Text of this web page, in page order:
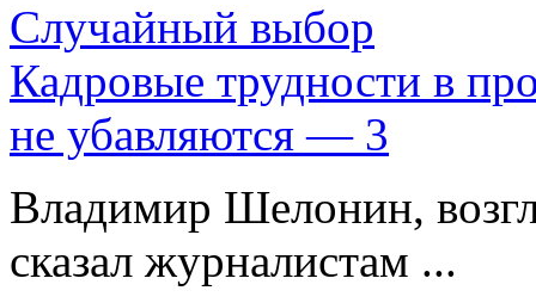
Случайный выбор
Кадровые трудности в
не убавляются — 3
Владимир Шелонин,
сказал журналистам ...